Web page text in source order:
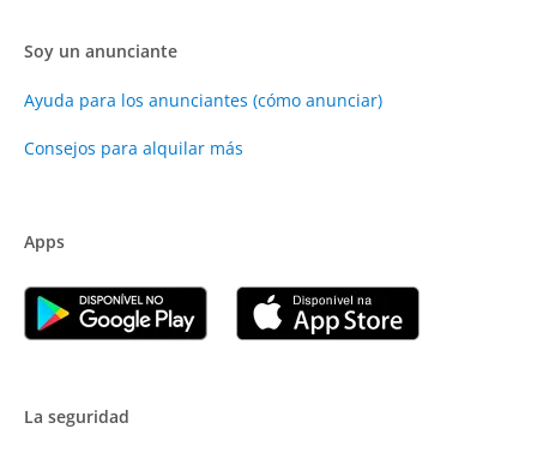
Soy un anunciante
Ayuda para los anunciantes (cómo anunciar)
Consejos para alquilar más
Apps
La seguridad